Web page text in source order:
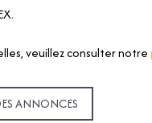
veuillez consulter notre
ANNONCES